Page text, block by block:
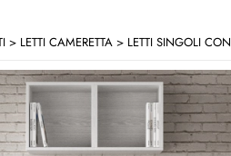
LETTI CAMERETTA LETTI SINGOLI